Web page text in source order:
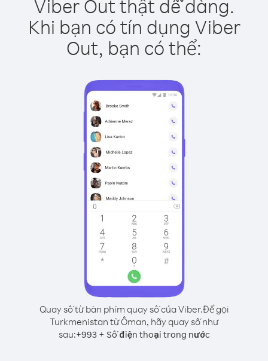
Viber Out thật dễ dàng.
Khi bạn có tín dụng Viber
Out, bạn có thể:
Quay số từ bàn phím quay số của Viber.Để gọi
Turkmenistan từ Ôman, hãy quay số như
sau:+993+ Số điện thoại trong nước